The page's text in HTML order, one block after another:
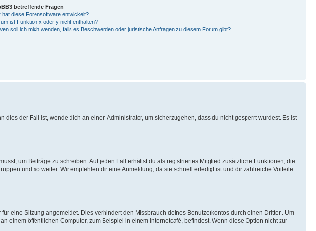
betreffende Fragen
hat diese Forensoftware entwickelt?
ist Funktion x oder y nicht enthalten?
soll ich mich wenden, falls es Beschwerden oder juristische Anfragen zu diesem Forum gibt?
der Fall ist, wende dich an einen Administrator, um sicherzugehen, dass du nicht gesperrt wurdest. Es ist
um Beiträge zu schreiben. Auf jeden Fall erhältst du als registriertes Mitglied zusätzliche Funktionen, die
und so weiter. Wir empfehlen dir eine Anmeldung, da sie schnell erledigt ist und dir zahlreiche Vorteile
eine Sitzung angemeldet. Dies verhindert den Missbrauch deines Benutzerkontos durch einen Dritten. Um
einem öffentlichen Computer, zum Beispiel in einem Internetcafé, befindest. Wenn diese Option nicht zur